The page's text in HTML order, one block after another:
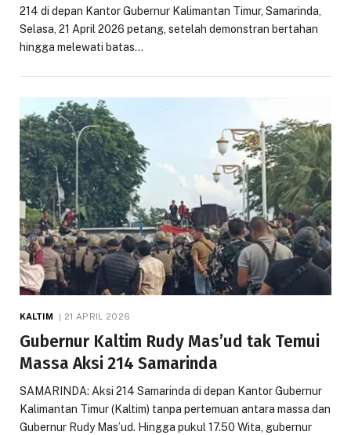
214 di depan Kantor Gubernur Kalimantan Timur, Samarinda,
Selasa, 21 April 2026 petang, setelah demonstran bertahan
hingga melewati batas…
KALTIM 21 APRIL 2026
Gubernur Kaltim Rudy Mas’ud tak Temui
Massa Aksi 214 Samarinda
SAMARINDA: Aksi 214 Samarinda di depan Kantor Gubernur
Kalimantan Timur (Kaltim) tanpa pertemuan antara massa dan
Gubernur Rudy Mas’ud. Hingga pukul 17.50 Wita, gubernur